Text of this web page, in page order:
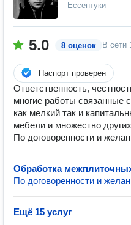
Ессентуки
5.0 8 оценок В сети
Паспорт проверен
Ответственность,
многие работы связанные
как мелкий так и
мебели и множество других
По договоренности и
Обработка
По договоренности и
Ещё 15 услуг